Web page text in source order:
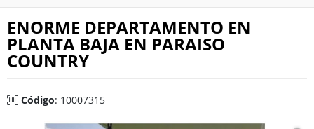
ENORME DEPARTAMENTO EN
PLANTA BAJA EN PARAISO
COUNTRY
Código: 10007315